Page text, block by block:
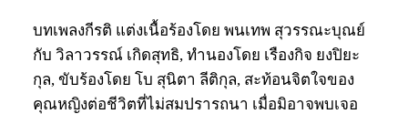
บทเพลงกีรติ แต่งเนื้อร้องโดย พนเทพ สุวรรณะบุณย์
กับ วิลาวรรณ์ เกิดสุทธิ, ทำนองโดย เรืองกิจ ยงปิยะ
กุล, ขับร้องโดย โบ สุนิตา ลีติกุล, สะท้อนจิตใจของ
คุณหญิงต่อชีวิตที่ไม่สมปรารถนา เมื่อมิอาจพบเจอ